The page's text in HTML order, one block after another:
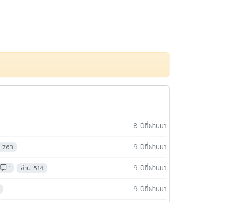
8 ปีที่ผ่านมา
763 9 ปีที่ผ่านมา
1 อ่าน 514 9 ปีที่ผ่านมา
9 ปีที่ผ่านมา